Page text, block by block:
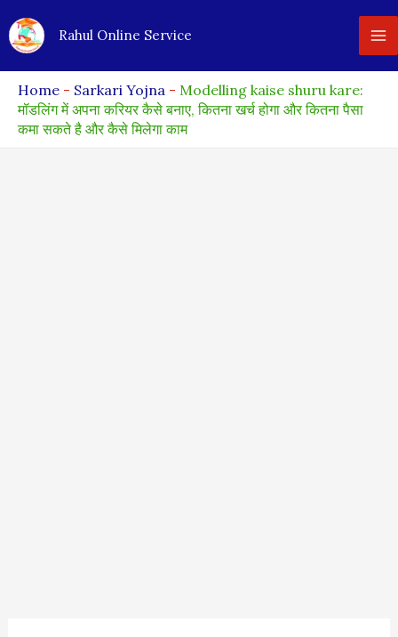
to
Rahul Online Service
Home - Sarkari Yojna - Modelling kaise shuru kare:
मॉडलिंग में अपना करियर कैसे बनाए, कितना खर्च होगा और कितना पैसा
कमा सकते है और कैसे मिलेगा काम